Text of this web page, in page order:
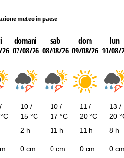
meteo in paese
domani
07/08/26
sab
08/08/26
dom
09/08/26
lun
10/08/
10 /
15 °C
10 /
17 °C
11 /
20 °C
13 /
20
2 h 11 h 11 h 8 h
0 cm 0 cm 0 cm 0 cm